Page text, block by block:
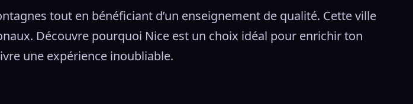
tout en bénéficiant d’un enseignement de qualité. Cette ville
Découvre pourquoi Nice est un choix idéal pour enrichir ton
une expérience inoubliable.